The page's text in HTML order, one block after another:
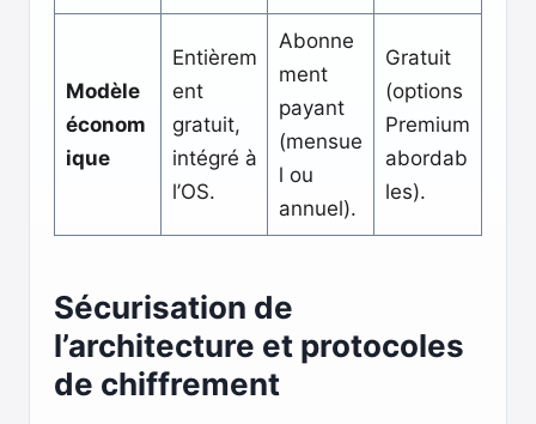
Modèle
économ
ique
Entièrem
ent
gratuit,
intégré à
l’OS.
Abonne
ment
payant
(mensue
l ou
annuel).
Gratuit
(options
Premium
abordab
les).
Sécurisation de
l’architecture et protocoles
de chiffrement